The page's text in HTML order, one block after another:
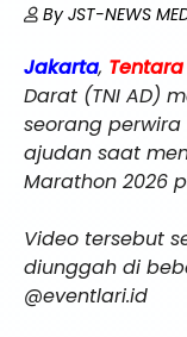
ByJST-NEWS
Jakarta,
Darat (TNI AD)
seorang
ajudan saat
Marathon 2026
Video tersebut
diunggah di
@eventlari.id